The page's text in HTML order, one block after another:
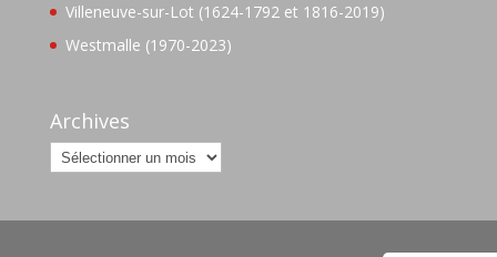
Villeneuve-sur-Lot (1624-1792 et 1816-2019)
Westmalle (1970-2023)
Archives
Archives